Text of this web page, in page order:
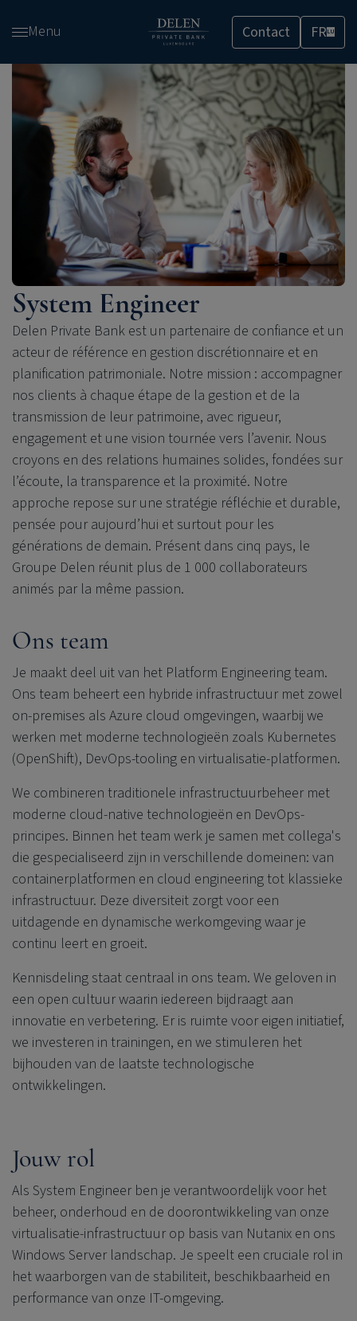
au
contenu
Menu Contact FRLU
System Engineer
Delen Private Bank est un partenaire de confiance et un
acteur de référence en gestion discrétionnaire et en
planification patrimoniale. Notre mission : accompagner
nos clients à chaque étape de la gestion et de la
transmission de leur patrimoine, avec rigueur,
engagement et une vision tournée vers l’avenir. Nous
croyons en des relations humaines solides, fondées sur
l’écoute, la transparence et la proximité. Notre
approche repose sur une stratégie réfléchie et durable,
pensée pour aujourd’hui et surtout pour les
générations de demain. Présent dans cinq pays, le
Groupe Delen réunit plus de 1 000 collaborateurs
animés par la même passion.
Ons team
Je maakt deel uit van het Platform Engineering team.
Ons team beheert een hybride infrastructuur met zowel
on-premises als Azure cloud omgevingen, waarbij we
werken met moderne technologieën zoals Kubernetes
(OpenShift), DevOps-tooling en virtualisatie-platformen.
We combineren traditionele infrastructuurbeheer met
moderne cloud-native technologieën en DevOps-
principes. Binnen het team werk je samen met collega's
die gespecialiseerd zijn in verschillende domeinen: van
containerplatformen en cloud engineering tot klassieke
infrastructuur. Deze diversiteit zorgt voor een
uitdagende en dynamische werkomgeving waar je
continu leert en groeit.
Kennisdeling staat centraal in ons team. We geloven in
een open cultuur waarin iedereen bijdraagt aan
innovatie en verbetering. Er is ruimte voor eigen initiatief,
we investeren in trainingen, en we stimuleren het
bijhouden van de laatste technologische
ontwikkelingen.
Jouw rol
Als System Engineer ben je verantwoordelijk voor het
beheer, onderhoud en de doorontwikkeling van onze
virtualisatie-infrastructuur op basis van Nutanix en ons
Windows Server landschap. Je speelt een cruciale rol in
het waarborgen van de stabiliteit, beschikbaarheid en
performance van onze IT-omgeving.